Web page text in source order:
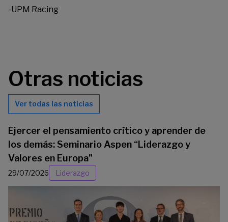
-UPM Racing
Otras noticias
Ver todas las noticias
Ejercer el pensamiento crítico y aprender de
los demás: Seminario Aspen “Liderazgo y
Valores en Europa”
29/07/2026 Liderazgo